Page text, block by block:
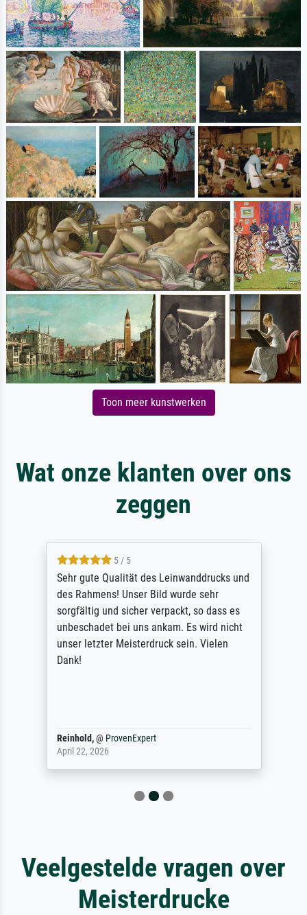
Toon meer kunstwerken
Wat onze klanten over ons
zeggen
5 / 5
Sehr gute Qualität des Leinwanddrucks und
des Rahmens! Unser Bild wurde sehr
sorgfältig und sicher verpackt, so dass es
unbeschadet bei uns ankam. Es wird nicht
unser letzter Meisterdruck sein. Vielen
Dank!
Reinhold,@ ProvenExpert
April 22, 2026
Veelgestelde vragen over
Meisterdrucke